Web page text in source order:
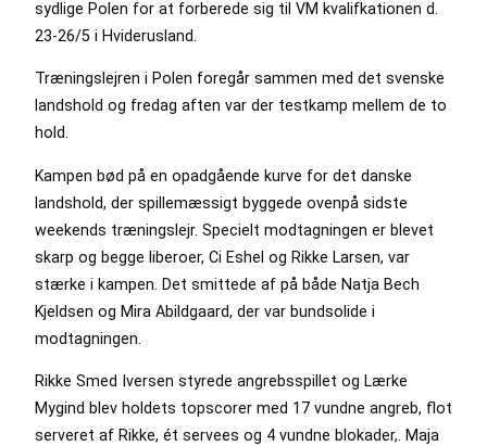
sydlige Polen for at forberede sig til VM kvalifkationen d.
23-26/5 i Hviderusland.
Træningslejren i Polen foregår sammen med det svenske
landshold og fredag aften var der testkamp mellem de to
hold.
Kampen bød på en opadgående kurve for det danske
landshold, der spillemæssigt byggede ovenpå sidste
weekends træningslejr. Specielt modtagningen er blevet
skarp og begge liberoer, Ci Eshel og Rikke Larsen, var
stærke i kampen. Det smittede af på både Natja Bech
Kjeldsen og Mira Abildgaard, der var bundsolide i
modtagningen.
Rikke Smed Iversen styrede angrebsspillet og Lærke
Mygind blev holdets topscorer med 17 vundne angreb, flot
serveret af Rikke, ét servees og 4 vundne blokader,. Maja